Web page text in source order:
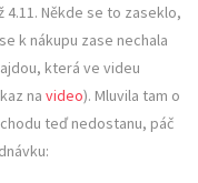
4.11. Někde se to zaseklo,
k nákupu zase nechala
která ve videu
na video). Mluvila tam o
teď nedostanu, páč